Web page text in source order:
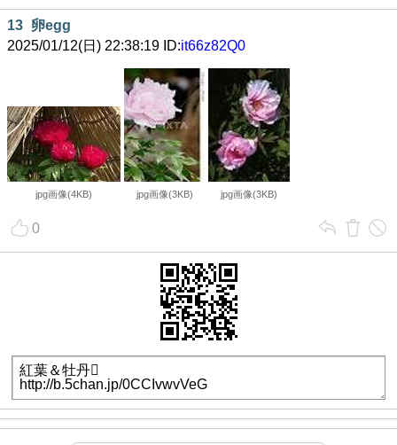
13 卵egg
2025/01/12(日) 22:38:19 ID:it66z82Q0
jpg画像(4KB) jpg画像(3KB) jpg画像(3KB)
0